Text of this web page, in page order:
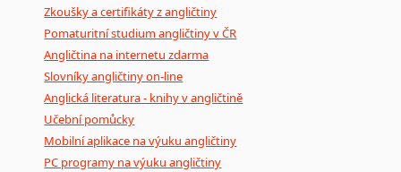
Zkoušky a certifikáty z angličtiny
Pomaturitní studium angličtiny v ČR
Angličtina na internetu zdarma
Slovníky angličtiny on-line
Anglická literatura - knihy v angličtině
Učební pomůcky
Mobilní aplikace na výuku angličtiny
PC programy na výuku angličtiny